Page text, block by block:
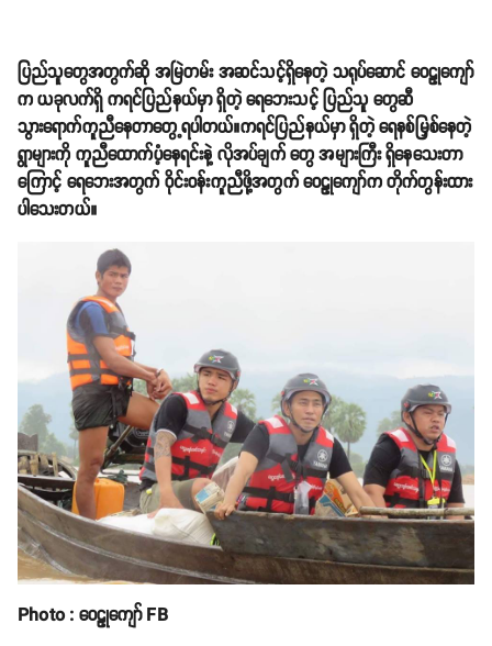
ပြည်သူတွေအတွက်ဆို အမြဲတမ်း အဆင်သင့်ရှိနေတဲ့ သရုပ်ဆောင် ဝေဠုကျော်
က ယခုလက်ရှိ ကရင်ပြည်နယ်မှာ ရှိတဲ့ ရေဘေးသင့် ပြည်သူ တွေဆီ
သွားရောက်ကူညီနေတာတွေ့ရပါတယ်။ကရင်ပြည်နယ်မှာ ရှိတဲ့ ရေနစ်မြှစ်နေတဲ့
ရွာများကို ကူညီထောက်ပံ့နေရင်းနဲ့ လိုအပ်ချက် တွေ အများကြီး ရှိနေသေးတာ
ကြောင့် ရေဘေးအတွက် ဝိုင်းဝန်းကူညီဖို့အတွက် ဝေဠုကျော်က တိုက်တွန်းထား
ပါသေးတယ်။
Photo : ဝေဠုကျော် FB